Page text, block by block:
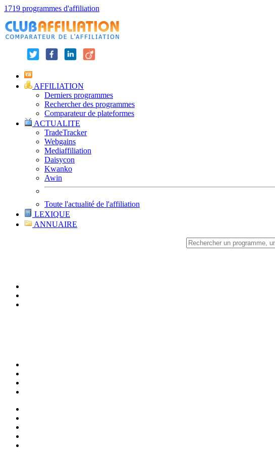
1719 programmes d'affiliation
AFFILIATION
Derniers programmes
Rechercher des programmes
Comparateur de plateformes
ACTUALITE
TradeTracker
Webgains
Mediaffiliation
Daisycon
Kwanko
Awin
Toute l'actualité de l'affiliation
LEXIQUE
ANNUAIRE